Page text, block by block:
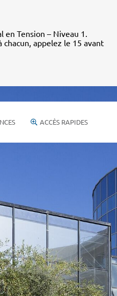
en Tension – Niveau 1.
appelez le 15 avant
ACCÈS RAPIDES